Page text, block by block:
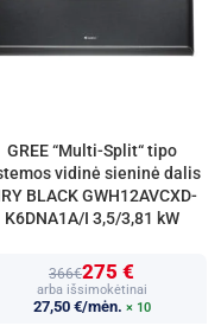
GREE “Multi-Split“ tipo
vidinė sieninė dalis
BLACK GWH12AVCXD-
K6DNA1A/I 3,5/3,81 kW
366€275 €
arba išsimokėtinai
27,50 €/mėn. × 10